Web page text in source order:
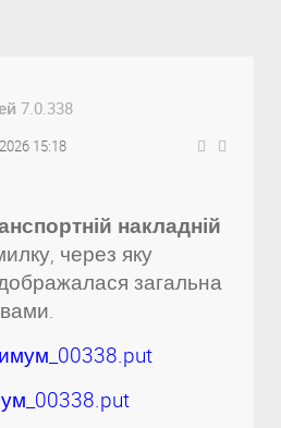
7.0.338
15:18
накладній
через яку
загальна